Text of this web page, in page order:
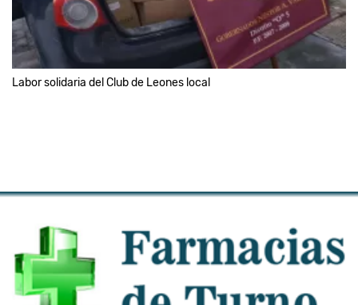
Labor solidaria del Club de Leones local